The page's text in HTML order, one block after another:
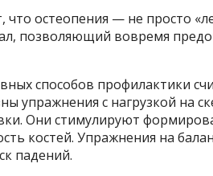
остеопения — не просто
позволяющий вовремя
способов профилактики
упражнения с нагрузкой на
Они стимулируют
костей. Упражнения на
падений.